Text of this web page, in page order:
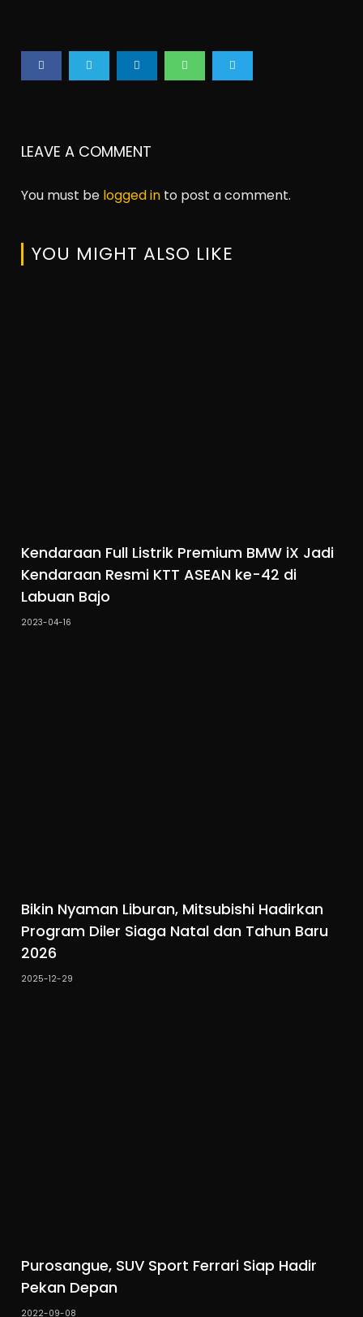
LEAVE A COMMENT
You must be logged in to post a comment.
YOU MIGHT ALSO LIKE
Kendaraan Full Listrik Premium BMW iX Jadi
Kendaraan Resmi KTT ASEAN ke-42 di
Labuan Bajo
2023-04-16
Bikin Nyaman Liburan, Mitsubishi Hadirkan
Program Diler Siaga Natal dan Tahun Baru
2026
2025-12-29
Purosangue, SUV Sport Ferrari Siap Hadir
Pekan Depan
2022-09-08